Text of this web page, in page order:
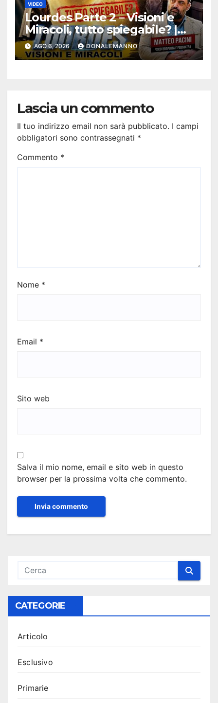
VIDEO
Lourdes Parte 2 – Visioni e
Miracoli, tutto spiegabile? |
Debunking |
#ConfessionalePodcast 294
AGO 6, 2026 DONALEMANNO
Lascia un commento
Il tuo indirizzo email non sarà pubblicato. I campi
obbligatori sono contrassegnati *
Commento *
Nome *
Email *
Sito web
Salva il mio nome, email e sito web in questo
browser per la prossima volta che commento.
CATEGORIE
Articolo
Esclusivo
Primarie